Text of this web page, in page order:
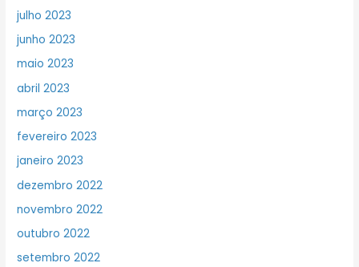
julho 2023
junho 2023
maio 2023
abril 2023
março 2023
fevereiro 2023
janeiro 2023
dezembro 2022
novembro 2022
outubro 2022
setembro 2022